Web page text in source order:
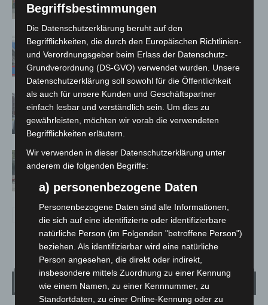
Kreuz
Mann läuft mit Hockeyschläger über
A7 – Polizei sucht Zeugen
Celle: Mensch stirbt bei Bagger-Unfall
auf Baustelle
Gasleitung bei McDonald’s-Umbau in
Langenhagen beschädigt
Wetter
Begriffsbestimmungen
Die Datenschutzerklärung beruht auf den
Begrifflichkeiten, die durch den Europäischen Richtlinien-
und Verordnungsgeber beim Erlass der Datenschutz-
Grundverordnung (DS-GVO) verwendet wurden. Unsere
Datenschutzerklärung soll sowohl für die Öffentlichkeit
als auch für unsere Kunden und Geschäftspartner
einfach lesbar und verständlich sein. Um dies zu
gewährleisten, möchten wir vorab die verwendeten
Begrifflichkeiten erläutern.
Wir verwenden in dieser Datenschutzerklärung unter
anderem die folgenden Begriffe:
a) personenbezogene Daten
Personenbezogene Daten sind alle Informationen,
die sich auf eine identifizierte oder identifizierbare
natürliche Person (im Folgenden "betroffene Person")
beziehen. Als identifizierbar wird eine natürliche
Person angesehen, die direkt oder indirekt,
insbesondere mittels Zuordnung zu einer Kennung
wie einem Namen, zu einer Kennnummer, zu
Standortdaten, zu einer Online-Kennung oder zu